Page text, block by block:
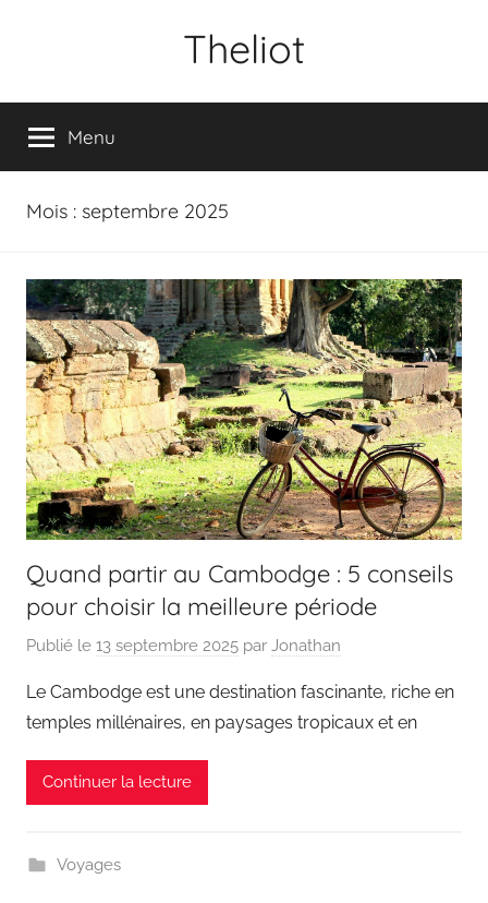
Theliot
Menu
Mois : septembre 2025
Quand partir au Cambodge : 5 conseils
pour choisir la meilleure période
Publié le 13 septembre 2025 par Jonathan
Le Cambodge est une destination fascinante, riche en
temples millénaires, en paysages tropicaux et en
Continuer la lecture
Voyages